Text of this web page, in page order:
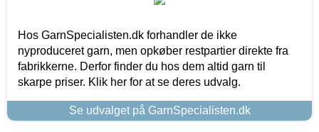
Hos GarnSpecialisten.dk forhandler de ikke
nyproduceret garn, men opkøber restpartier direkte fra
fabrikkerne. Derfor finder du hos dem altid garn til
skarpe priser. Klik her for at se deres udvalg.
Se udvalget på GarnSpecialisten.dk